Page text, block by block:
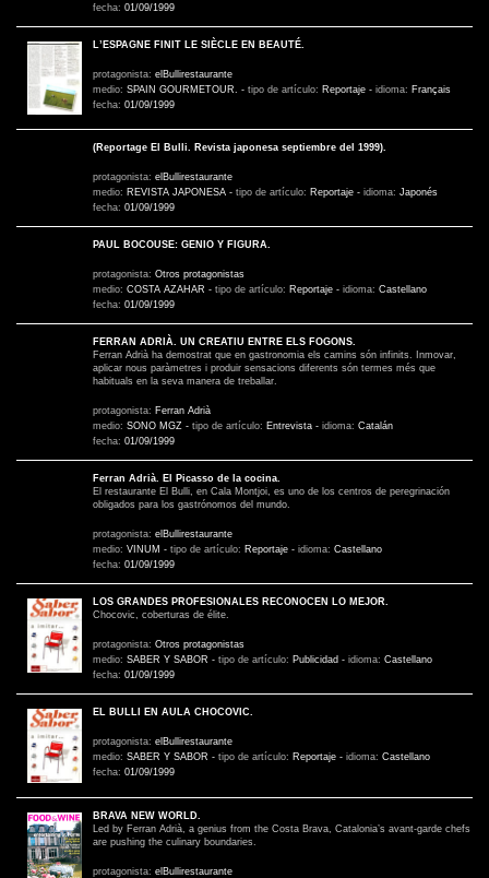
fecha: 01/09/1999
L’ESPAGNE FINIT LE SIÈCLE EN BEAUTÉ.
protagonista: elBullirestaurante
medio: SPAIN GOURMETOUR. - tipo de artículo: Reportaje - idioma: Français
fecha: 01/09/1999
(Reportage El Bulli. Revista japonesa septiembre del 1999).
protagonista: elBullirestaurante
medio: REVISTA JAPONESA - tipo de artículo: Reportaje - idioma: Japonés
fecha: 01/09/1999
PAUL BOCOUSE: GENIO Y FIGURA.
protagonista: Otros protagonistas
medio: COSTA AZAHAR - tipo de artículo: Reportaje - idioma: Castellano
fecha: 01/09/1999
FERRAN ADRIÀ. UN CREATIU ENTRE ELS FOGONS.
Ferran Adrià ha demostrat que en gastronomia els camins són infinits. Inmovar,
aplicar nous paràmetres i produir sensacions diferents són termes més que
habituals en la seva manera de treballar.
protagonista: Ferran Adrià
medio: SONO MGZ - tipo de artículo: Entrevista - idioma: Catalán
fecha: 01/09/1999
Ferran Adrià. El Picasso de la cocina.
El restaurante El Bulli, en Cala Montjoi, es uno de los centros de peregrinación
obligados para los gastrónomos del mundo.
protagonista: elBullirestaurante
medio: VINUM - tipo de artículo: Reportaje - idioma: Castellano
fecha: 01/09/1999
LOS GRANDES PROFESIONALES RECONOCEN LO MEJOR.
Chocovic, coberturas de élite.
protagonista: Otros protagonistas
medio: SABER Y SABOR - tipo de artículo: Publicidad - idioma: Castellano
fecha: 01/09/1999
EL BULLI EN AULA CHOCOVIC.
protagonista: elBullirestaurante
medio: SABER Y SABOR - tipo de artículo: Reportaje - idioma: Castellano
fecha: 01/09/1999
BRAVA NEW WORLD.
Led by Ferran Adrià, a genius from the Costa Brava, Catalonia’s avant-garde chefs
are pushing the culinary boundaries.
protagonista: elBullirestaurante